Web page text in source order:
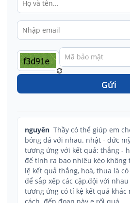
Gửi
nguyên Thầy có thể giúp em
bóng đá với nhau. nhật - đức
tương ứng với kết quả: thắng -
để tính ra bao nhiêu kèo
lệ kết quả thắng, hoà, thua là có
để sắp xếp các cặp,đội với
tương ứng có tỉ kệ kết quả khác